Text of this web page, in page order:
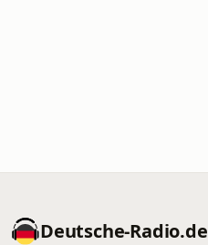
Deutsche-Radio.de